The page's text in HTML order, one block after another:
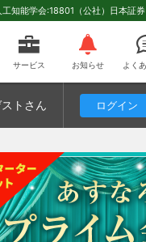
工知能学会:18801（公社）日本証
サービス お知らせ よく
ストさん ログイン